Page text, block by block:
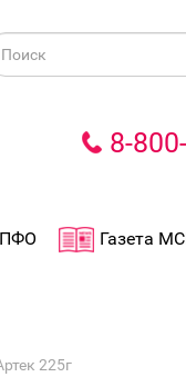
8-
ПФО Газета
225г